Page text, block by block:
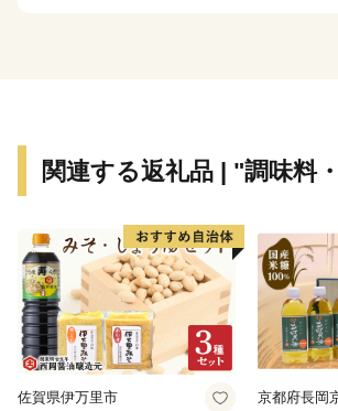
関連する返礼品 | "調味料
佐賀県伊万里市 京都府長岡